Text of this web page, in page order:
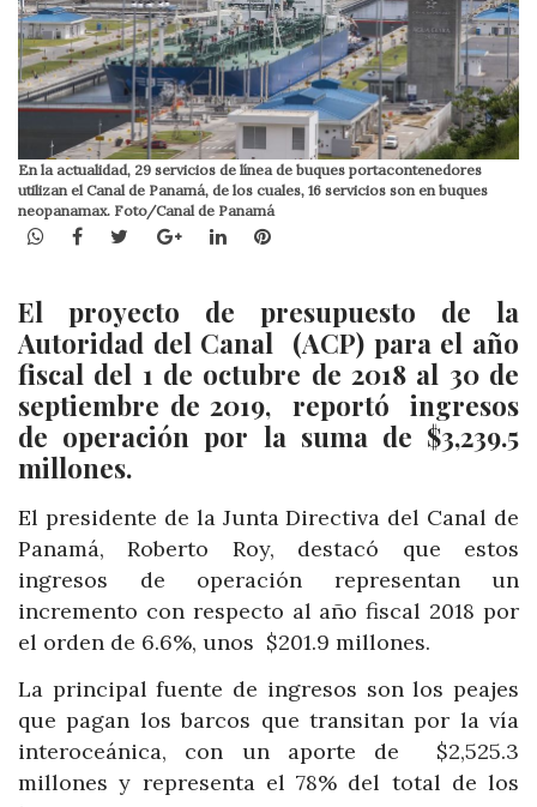
En la actualidad, 29 servicios de línea de buques portacontenedores
utilizan el Canal de Panamá, de los cuales, 16 servicios son en buques
neopanamax. Foto/Canal de Panamá
WhatsApp
Facebook
TwitterGoogle+LinkedInPinterest
El proyecto de presupuesto de la
Autoridad del Canal (ACP) para el año
fiscal del 1 de octubre de 2018 al 30 de
septiembre de 2019, reportó ingresos
de operación por la suma de $3,239.5
millones.
El presidente de la Junta Directiva del Canal de
Panamá, Roberto Roy, destacó que estos
ingresos de operación representan un
incremento con respecto al año fiscal 2018 por
el orden de 6.6%, unos $201.9 millones.
La principal fuente de ingresos son los peajes
que pagan los barcos que transitan por la vía
interoceánica, con un aporte de $2,525.3
millones y representa el 78% del total de los